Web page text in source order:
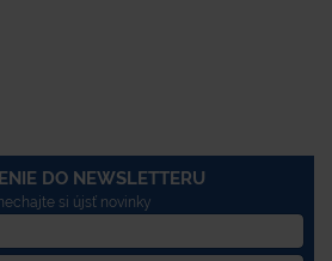
DO NEWSLETTERU
si újsť novinky